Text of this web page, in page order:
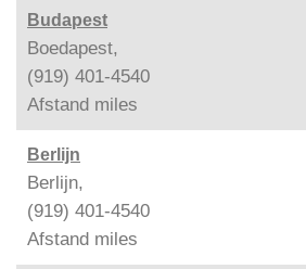
Budapest
Boedapest,
(919) 401-4540
Afstand miles
Berlijn
Berlijn,
(919) 401-4540
Afstand miles